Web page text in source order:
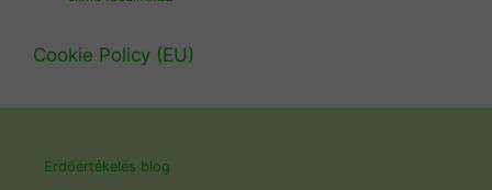
Cookie Policy (EU)
Erdőértékelés blog